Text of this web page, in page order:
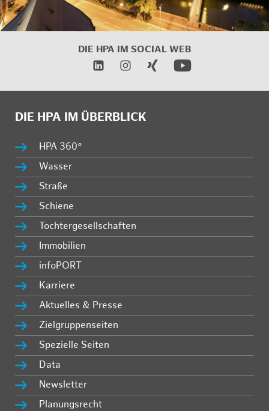
DIE HPA IM SOCIAL WEB
DIE HPA IM ÜBERBLICK
HPA 360°
Wasser
Straße
Schiene
Tochtergesellschaften
Immobilien
infoPORT
Karriere
Aktuelles & Presse
Zielgruppenseiten
Spezielle Seiten
Data
Newsletter
Planungsrecht